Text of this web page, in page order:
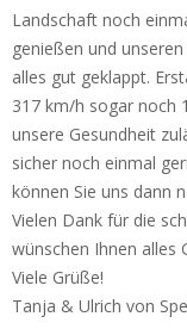
Landschaft noch
genießen und
alles gut geklappt.
317 km/h sogar noch
unsere Gesundheit
sicher noch einmal
können Sie uns dann
Vielen Dank für die
wünschen Ihnen alles
Viele Grüße!
Tanja & Ulrich von